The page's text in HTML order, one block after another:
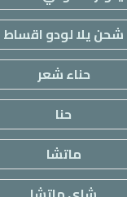
شحن يلا لودو اقساط
حناء شعر
حنا
ماتشا